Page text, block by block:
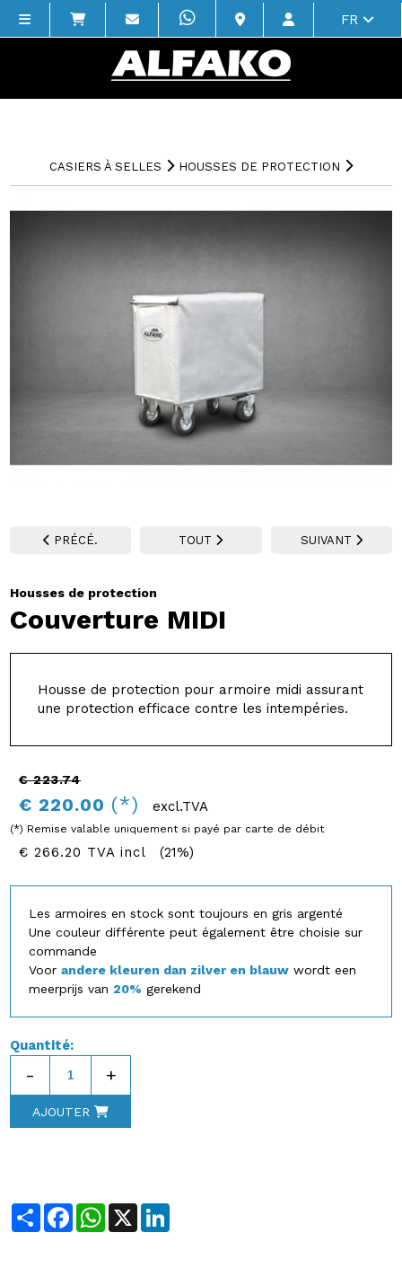
FR
CASIERS À SELLES HOUSSES DE PROTECTION
PRÉCÉ. TOUT SUIVANT
Housses de protection
Couverture MIDI
Housse de protection pour armoire midi assurant
une protection efficace contre les intempéries.
€ 223.74
€ 220.00 (*) excl.TVA
(*) Remise valable uniquement si payé par carte de débit
€ 266.20 TVA incl (21%)
Les armoires en stock sont toujours en gris argenté
Une couleur différente peut également être choisie sur
commande
Voorandere kleuren dan zilver en blauw wordt een
meerprijs van 20% gerekend
Quantité:
- +
AJOUTER
ShareFacebookWhatsApp
X